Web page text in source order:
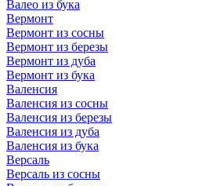
Валео из бука
Вермонт
Вермонт из сосны
Вермонт из березы
Вермонт из дуба
Вермонт из бука
Валенсия
Валенсия из сосны
Валенсия из березы
Валенсия из дуба
Валенсия из бука
Версаль
Версаль из сосны